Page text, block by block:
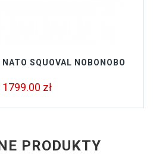
SQUOVAL NOBONOBO
1799.00 zł
PRODUKTY